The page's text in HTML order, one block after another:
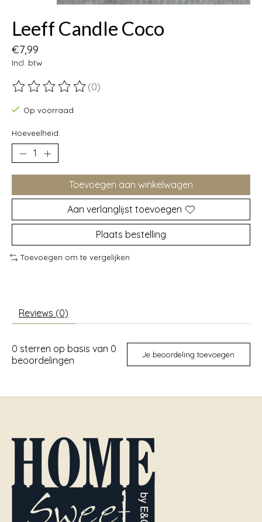
Leeff Candle Coco
€7,99
Incl. btw
De beoordeling van dit product is
(0)
Op voorraad
Hoeveelheid:
Toevoegen aan winkelwagen
Aan verlanglijst toevoegen
Plaats bestelling
Toevoegen om te vergelijken
Reviews (0)
0 sterren op basis van 0
beoordelingen
Je beoordeling toevoegen